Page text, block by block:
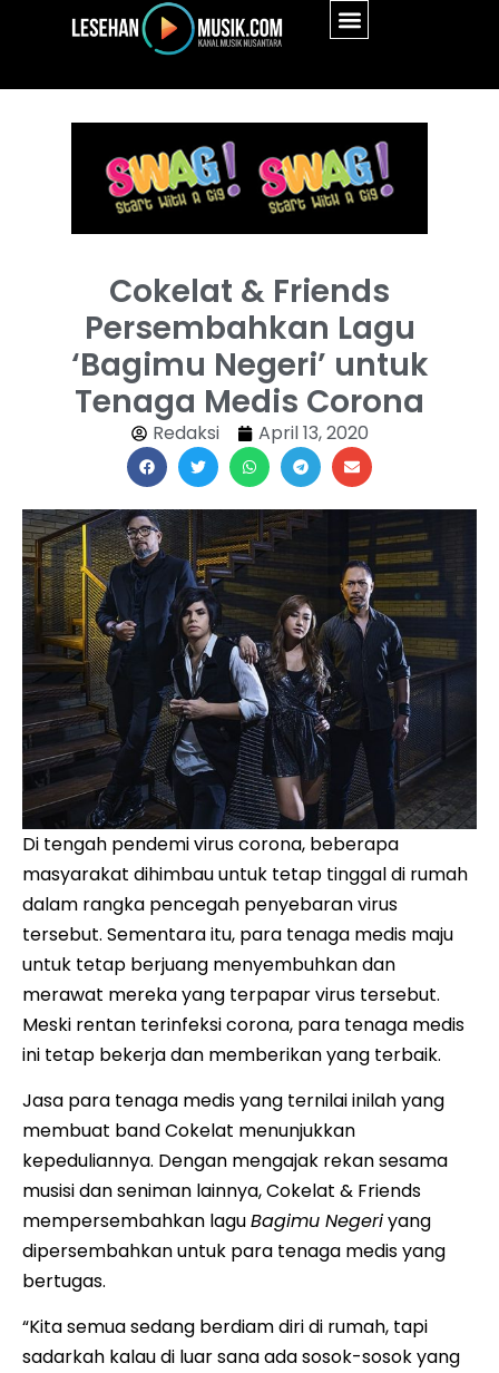
Cokelat & Friends
Persembahkan Lagu
‘Bagimu Negeri’ untuk
Tenaga Medis Corona
Redaksi April 13, 2020
Di tengah pendemi virus corona, beberapa
masyarakat dihimbau untuk tetap tinggal di rumah
dalam rangka pencegah penyebaran virus
tersebut. Sementara itu, para tenaga medis maju
untuk tetap berjuang menyembuhkan dan
merawat mereka yang terpapar virus tersebut.
Meski rentan terinfeksi corona, para tenaga medis
ini tetap bekerja dan memberikan yang terbaik.
Jasa para tenaga medis yang ternilai inilah yang
membuat band Cokelat menunjukkan
kepeduliannya. Dengan mengajak rekan sesama
musisi dan seniman lainnya, Cokelat & Friends
mempersembahkan laguBagimu Negeriyang
dipersembahkan untuk para tenaga medis yang
bertugas.
“Kita semua sedang berdiam diri di rumah, tapi
sadarkah kalau di luar sana ada sosok-sosok yang